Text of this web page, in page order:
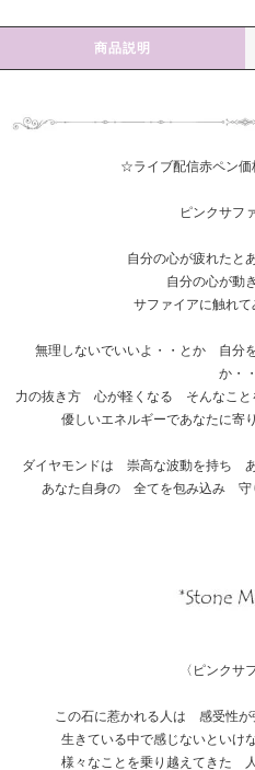
商品説明
☆ライブ配信赤ペン
ピンクサフ
自分の心が疲れたと
自分の心が動
サファイアに触れて
無理しないでいいよ・・とか 自分
か・
力の抜き方 心が軽くなる そんなこと
優しいエネルギーであなたに寄
ダイヤモンドは 崇高な波動を持ち
あなた自身の 全てを包み込み 守
〈ピンクサ
この石に惹かれる人は 感受性
生きている中で感じないといけ
様々なことを乗り越えてきた